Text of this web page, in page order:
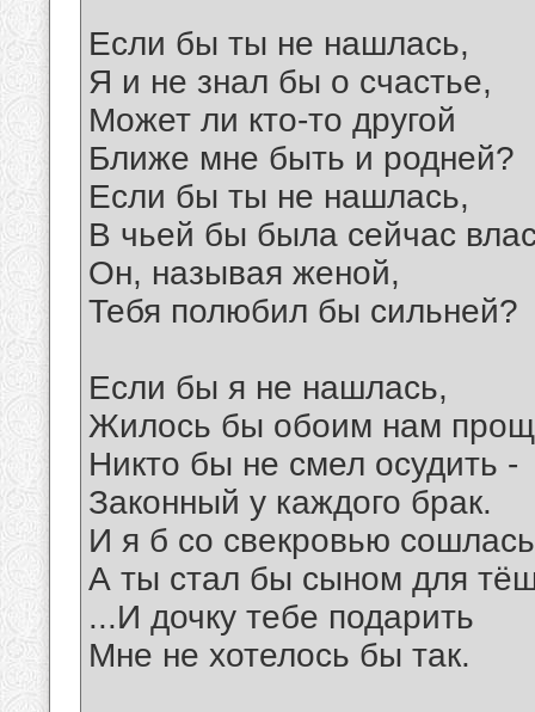
Если бы ты не нашлась,
Я и не знал бы о счастье,
Может ли кто-то другой
Ближе мне быть и родней?
Если бы ты не нашлась,
В чьей бы была сейчас
Он, называя женой,
Тебя полюбил бы сильней?
Если бы я не нашлась,
Жилось бы обоим нам
Никто бы не смел осудить -
Законный у каждого брак.
И я б со свекровью
А ты стал бы сыном для
...И дочку тебе подарить
Мне не хотелось бы так.